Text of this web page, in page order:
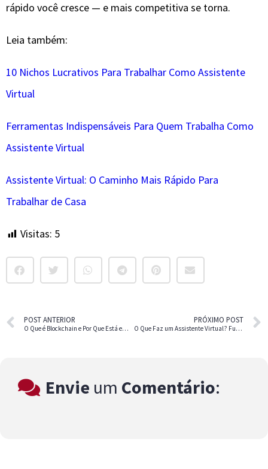
rápido você cresce — e mais competitiva se torna.
Leia também:
10 Nichos Lucrativos Para Trabalhar Como Assistente
Virtual
Ferramentas Indispensáveis Para Quem Trabalha Como
Assistente Virtual
Assistente Virtual: O Caminho Mais Rápido Para
Trabalhar de Casa
Visitas: 5
POST ANTERIOR
O Que é Blockchain e Por Que Está em Tanta Evidência?
PRÓXIMO POST
O Que Faz um Assistente Virtual? Funções, Tarefas e Oportunidades
Envie um Comentário: